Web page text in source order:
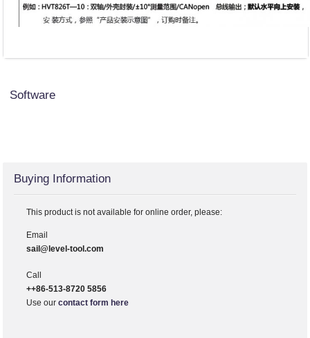
Software
Buying Information
This product is not available for online order, please:
Email
sail@level-tool.com
Call
++86-513-8720 5856
Use ourcontact form here